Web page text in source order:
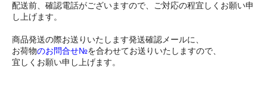
配送前、確認電話がございますので、ご対応の程宜しくお願い申
し上げます。
商品発送の際お送りいたします発送確認メールに、
お荷物のお問合せ№を合わせてお送りいたしますので、
宜しくお願い申し上げます。